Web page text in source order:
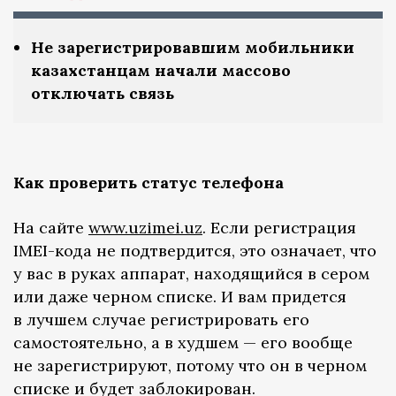
Не зарегистрировавшим мобильники
казахстанцам начали массово
отключать связь
Как проверить статус телефона
На сайте www.uzimei.uz. Если регистрация
IMEI-кода не подтвердится, это означает, что
у вас в руках аппарат, находящийся в сером
или даже черном списке. И вам придется
в лучшем случае регистрировать его
самостоятельно, а в худшем — его вообще
не зарегистрируют, потому что он в черном
списке и будет заблокирован.